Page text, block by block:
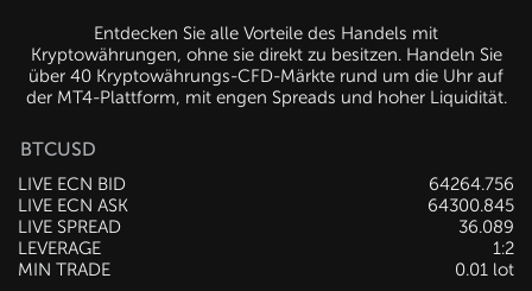
Entdecken Sie alle Vorteile des Handels mit
Kryptowährungen, ohne sie direkt zu besitzen. Handeln Sie
über 40 Kryptowährungs-CFD-Märkte rund um die Uhr auf
der MT4-Plattform, mit engen Spreads und hoher Liquidität.
BTCUSD
LIVE ECN BID
64266.136
LIVE ECN ASK
64298.865
LIVE SPREAD
32.729
LEVERAGE
1:2
MIN TRADE
0.01 lot